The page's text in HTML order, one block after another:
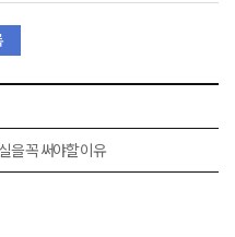
을 꼭 써야할 이유